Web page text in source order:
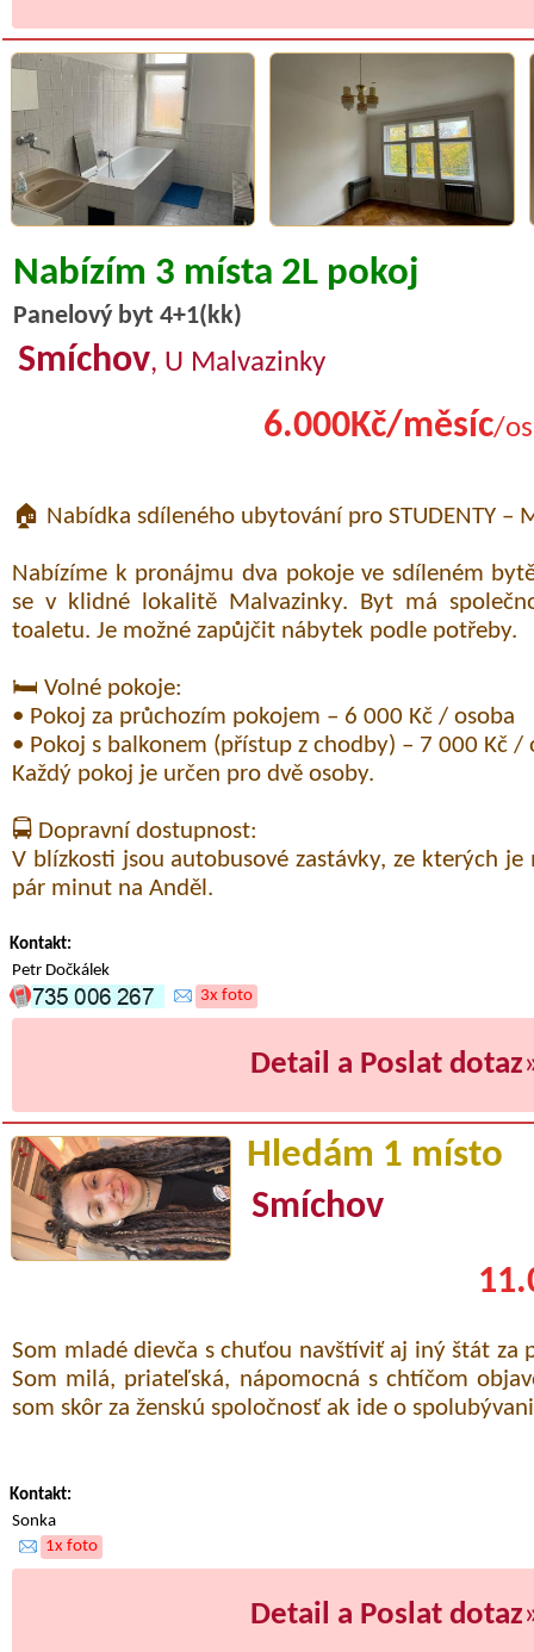
Nabízím 3 místa 2L pokoj
Panelový byt 4+1(kk)
Smíchov, U Malvazinky
6.000Kč/měsíc/
🏠 Nabídka sdíleného ubytování pro STUDENTY –
Nabízíme k pronájmu dva pokoje ve sdíleném
se v klidné lokalitě Malvazinky. Byt má
toaletu. Je možné zapůjčit nábytek podle potřeby.
🛏️ Volné pokoje:
• Pokoj za průchozím pokojem – 6 000 Kč / osoba
• Pokoj s balkonem (přístup z chodby) – 7 000 Kč /
Každý pokoj je určen pro dvě osoby.
🚍 Dopravní dostupnost:
V blízkosti jsou autobusové zastávky, ze kterých
pár minut na Anděl.
Kontakt:
Petr Dočkálek
3x foto
Detail a Poslat dotaz
Hledám 1 místo
Smíchov
Som mladé dievča s chuťou navštíviť aj iný štát za
Som milá, priateľská, nápomocná s chtíčom
som skôr za ženskú spoločnosť ak ide o
Kontakt:
Sonka
1x foto
Detail a Poslat dotaz